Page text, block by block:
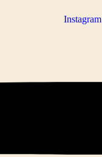
Instagram